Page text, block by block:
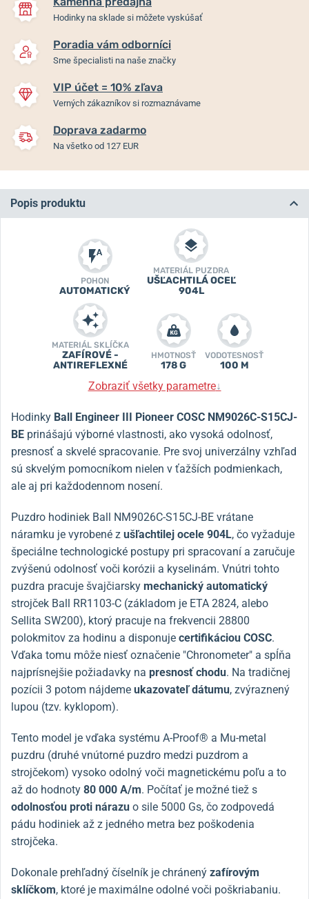
Hodinky na sklade si môžete vyskúšať
Poradia vám odborníci
Sme špecialisti na naše značky
VIP účet = 10% zľava
Verných zákazníkov si rozmaznávame
Doprava zadarmo
Na všetko od 127 EUR
Popis produktu
POHON
AUTOMATICKÝ
MATERIÁL PUZDRA
UŠĽACHTILÁ OCEĽ
904L
MATERIÁL SKLÍČKA
ZAFÍROVÉ -
ANTIREFLEXNÉ
HMOTNOSŤ
178 G
VODOTESNOSŤ
100 M
Zobraziť všetky parametre↓
Hodinky Ball Engineer III Pioneer COSC NM9026C-S15CJ-
BE prinášajú výborné vlastnosti, ako vysoká odolnosť,
presnosť a skvelé spracovanie. Pre svoj univerzálny vzhľad
sú skvelým pomocníkom nielen v ťažších podmienkach,
ale aj pri každodennom nosení.
Puzdro hodiniek Ball NM9026C-S15CJ-BE vrátane
náramku je vyrobené z ušľachtilej ocele 904L, čo vyžaduje
špeciálne technologické postupy pri spracovaní a zaručuje
zvýšenú odolnosť voči korózii a kyselinám. Vnútri tohto
puzdra pracuje švajčiarsky mechanický automatický
strojček Ball RR1103-C (základom je ETA 2824, alebo
Sellita SW200), ktorý pracuje na frekvencii 28800
polokmitov za hodinu a disponuje certifikáciou COSC.
Vďaka tomu môže niesť označenie "Chronometer" a spĺňa
najprísnejšie požiadavky na presnosť chodu. Na tradičnej
pozícii 3 potom nájdeme ukazovateľ dátumu, zvýraznený
lupou (tzv. kyklopom).
Tento model je vďaka systému A-Proof® a Mu-metal
puzdru (druhé vnútorné puzdro medzi puzdrom a
strojčekom) vysoko odolný voči magnetickému poľu a to
až do hodnoty 80 000 A/m. Počítať je možné tiež s
odolnosťou proti nárazu o sile 5000 Gs, čo zodpovedá
pádu hodiniek až z jedného metra bez poškodenia
strojčeka.
Dokonale prehľadný číselník je chránený zafírovým
sklíčkom, ktoré je maximálne odolné voči poškriabaniu.